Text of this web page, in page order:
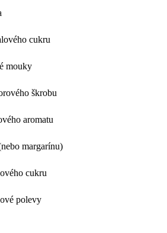
cukru
mouky
škrobu
aromatu
margarínu)
cukru
polevy